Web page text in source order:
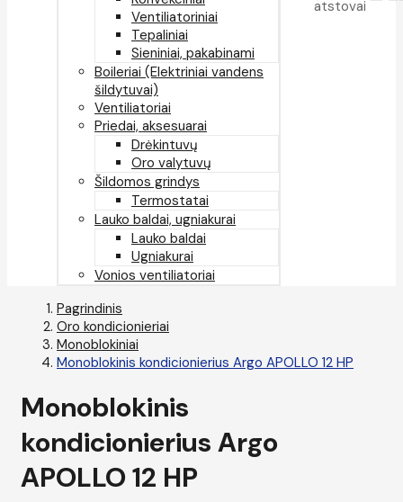
Ventiliatoriniai
Tepaliniai
Sieniniai, pakabinami
Boileriai (Elektriniai vandens
šildytuvai)
Ventiliatoriai
Priedai, aksesuarai
Drėkintuvų
Oro valytuvų
Šildomos grindys
Termostatai
Lauko baldai, ugniakurai
Lauko baldai
Ugniakurai
Vonios ventiliatoriai
atstovai
Pagrindinis
Oro kondicionieriai
Monoblokiniai
Monoblokinis kondicionierius Argo APOLLO 12 HP
Monoblokinis
kondicionierius Argo
APOLLO 12 HP